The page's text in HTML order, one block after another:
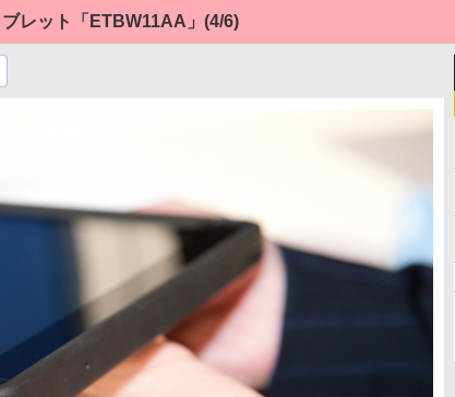
レット「ETBW11AA」 (4/6)